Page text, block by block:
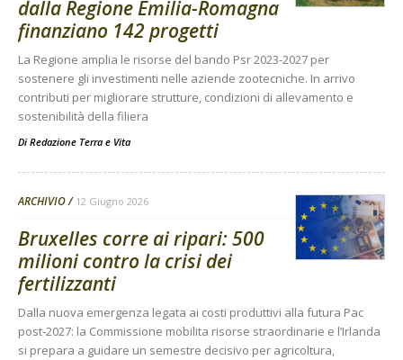
dalla Regione Emilia-Romagna
finanziano 142 progetti
La Regione amplia le risorse del bando Psr 2023-2027 per
sostenere gli investimenti nelle aziende zootecniche. In arrivo
contributi per migliorare strutture, condizioni di allevamento e
sostenibilità della filiera
Di Redazione Terra e Vita
ARCHIVIO 12 Giugno 2026
Bruxelles corre ai ripari: 500
milioni contro la crisi dei
fertilizzanti
Dalla nuova emergenza legata ai costi produttivi alla futura Pac
post-2027: la Commissione mobilita risorse straordinarie e l’Irlanda
si prepara a guidare un semestre decisivo per agricoltura,